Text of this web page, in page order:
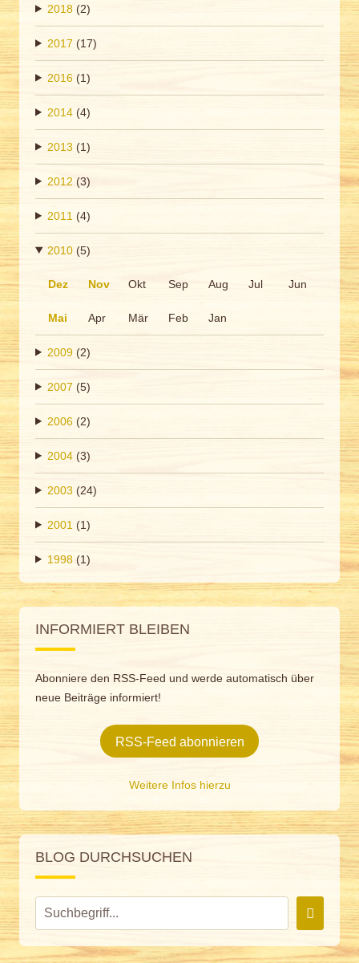
2018 (2)
2017 (17)
2016 (1)
2014 (4)
2013 (1)
2012 (3)
2011 (4)
2010 (5)
Dez Nov Okt Sep Aug Jul Jun
Mai Apr Mär Feb Jan
2009 (2)
2007 (5)
2006 (2)
2004 (3)
2003 (24)
2001 (1)
1998 (1)
INFORMIERT BLEIBEN
Abonniere den RSS-Feed und werde automatisch über
neue Beiträge informiert!
RSS-Feed abonnieren
Weitere Infos hierzu
BLOG DURCHSUCHEN